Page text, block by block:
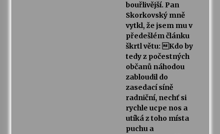
bouřlivější. Pan
Skorkovský mně
vytkl, že jsem mu v
předešlém článku
škrtl větu: Kdo by
tedy z počestných
občanů náhodou
zabloudil do
zasedací síně
radniční, nechť si
rychle ucpe nos a
utíká z toho místa
puchu a